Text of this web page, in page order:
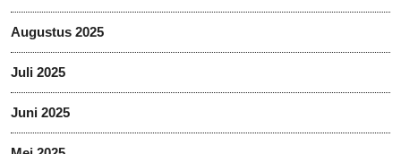
Augustus 2025
Juli 2025
Juni 2025